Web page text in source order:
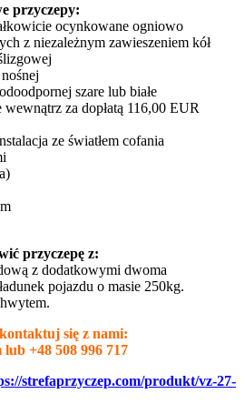
przyczepy:
ocynkowane ogniowo
z niezależnym zawieszeniem kół
szare lub białe
wewnątrz za dopłatą 116,00 EUR
ze światłem cofania
przyczepę z:
z dodatkowymi dwoma
pojazdu o masie 250kg.
się z nami:
+48 508 996 717
strefaprzyczep.com/produkt/vz-27-